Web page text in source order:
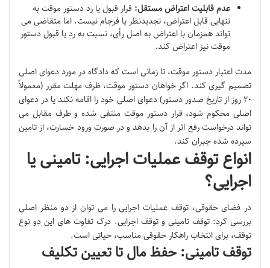
عدم قابلیت اعتراض مستقل: قرار قبول یا رد دستور موقت به
تنهایی قابل اعتراض، تجدیدنظر یا فرجام نیست. اما متقاضی می
تواند همزمان با اعتراض به اصل رأی، نسبت به رد یا قبول دستور
موقت نیز اعتراض کند.
مدت اعتبار دستور موقت، تا زمانی است که دادگاه در مورد دعوای اصلی
تصمیم گیری کند. اگر خواهان دستور موقت، ظرف مهلت مقرر (معمولاً
۲۰ روز از تاریخ صدور دستور) دعوای اصلی خود را اقامه نکند یا در دعوای
اصلی محکوم شود، قرار دستور موقت منتفی شده و طرف مقابل می
تواند درخواست رفع اثر از آن را بدهد و در صورت ورود خسارت، از تامین
سپرده شده جبران کند.
انواع توقف عملیات اجرایی: تامینی یا
اجرایی؟
در فضای حقوقی، توقف عملیات اجرایی را می توان از دو منظر اصلی
بررسی کرد: توقف تامینی و توقف اجرایی. درک تفاوت های این دو نوع
توقف، برای انتخاب راهکار حقوقی مناسب، حیاتی است.
توقف تامینی: حفظ مال تا تعیین تکلیف